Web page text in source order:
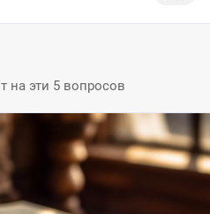
на эти 5 вопросов